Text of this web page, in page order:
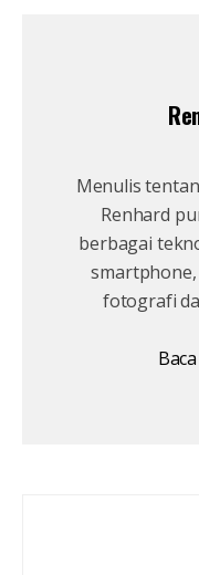
Menulis
Renhard
berbagai
fotografi